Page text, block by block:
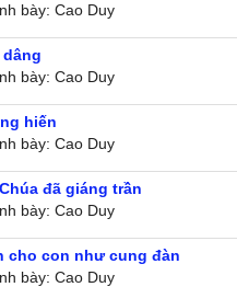
bày: Cao Duy
dâng
bày: Cao Duy
hiến
bày: Cao Duy
đã giáng trần
bày: Cao Duy
cho con như cung đàn
bày: Cao Duy